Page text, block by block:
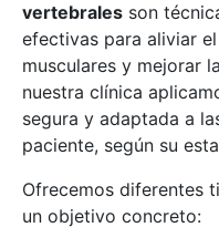
vertebrales son
efectivas para aliviar
musculares y mejorar
nuestra clínica
segura y adaptada a
paciente, según su
Ofrecemos diferentes
un objetivo concreto: